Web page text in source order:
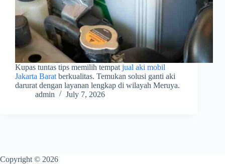
Kupas tuntas tips memilih tempat jual aki mobil
Jakarta Barat berkualitas. Temukan solusi ganti aki
darurat dengan layanan lengkap di wilayah Meruya.
admin
July 7, 2026
Copyright © 2026